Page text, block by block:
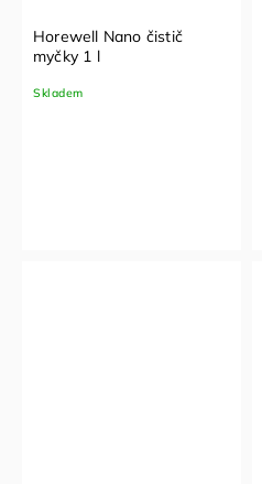
Horewell Nano čistič
myčky 1 l
Skladem